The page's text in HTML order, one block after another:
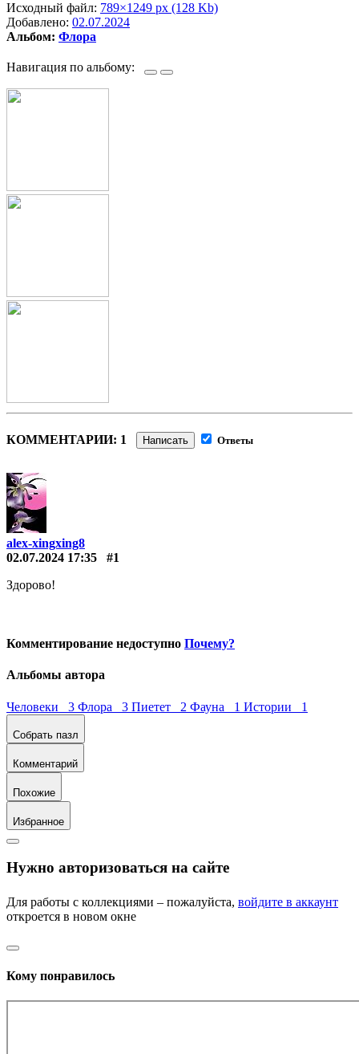
Исходный файл: 789×1249 px (128 Kb)
Добавлено: 02.07.2024
Альбом: Флора
Навигация по альбому:
КОММЕНТАРИИ: 1 Написать Ответы
alex-xingxing8
02.07.2024 17:35
#1
Здорово!
Комментирование недоступно Почему?
Альбомы автора
Человеки 3 Флора 3 Пиетет 2 Фауна 1 Истории 1
Собрать пазл
Комментарий
Похожие
Избранное
Нужно авторизоваться на сайте
Для работы с коллекциями – пожалуйста, войдите в аккаунт
откроется в новом окне
Кому понравилось